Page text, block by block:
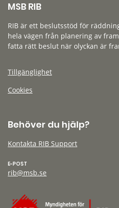
MSB RIB
RIB är ett beslutsstöd för
hela vägen från planering av
fatta rätt beslut när olyckan är
Tillgänglighet
Cookies
Behöver du hjälp?
Kontakta RIB Support
E-POST
rib@msb.se